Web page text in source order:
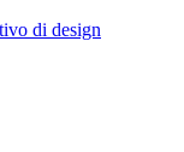
di design